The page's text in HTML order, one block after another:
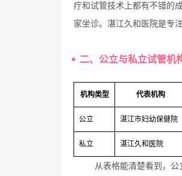
疗和试管技术上都有不错的
家坐诊。湛江久和医院是专
二、公立与私立试管机
机构类型 代表机构
公立 湛江市妇幼保健院
私立 湛江久和医院
从表格能清楚看到，